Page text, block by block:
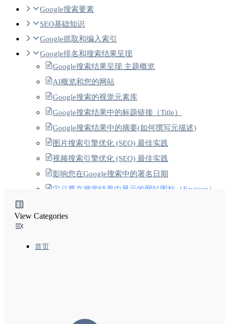
Google搜索要素
SEO基础知识
Google抓取和编入索引
Google排名和搜索结果呈现
Google搜索结果呈现 主题概览
AI概览和您的网站
Google搜索的视觉元素库
Google搜索结果中的标题链接（Title）
Google搜索结果中的摘要(如何撰写元描述)
图片搜索引擎优化 (SEO) 最佳实践
视频搜索引擎优化 (SEO) 最佳实践
影响您在Google搜索中的署名日期
定义要在搜索结果中显示的网站图标（Favicon）
经过翻译的功能-2 让广告网络能够使用与翻译相关
View Categories
首页